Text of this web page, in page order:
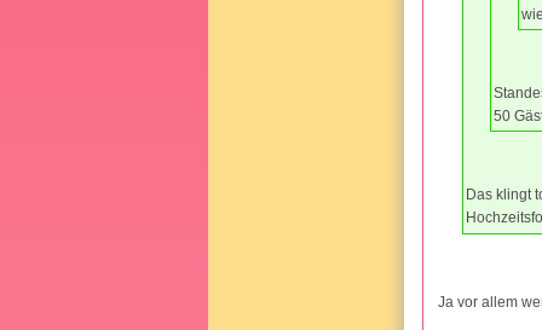
50
Das klingt
Ja vor allem